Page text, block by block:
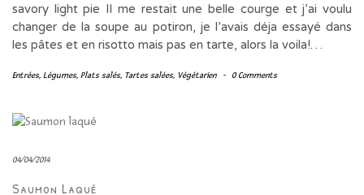
savory light pie Il me restait une belle courge et j’ai voulu
changer de la soupe au potiron, je l’avais déja essayé dans
les pâtes et en risotto mais pas en tarte, alors la voila!…
Entrées, Légumes, Plats salés, Tartes salées, Végétarien - 0 Comments
04/04/2014
Saumon Laqué